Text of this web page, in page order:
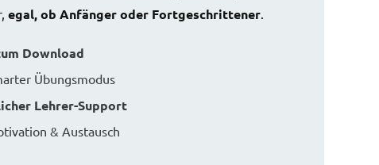
egal, ob Anfänger oder Fortgeschrittener.
Download
Übungsmodus
Lehrer-Support
& Austausch